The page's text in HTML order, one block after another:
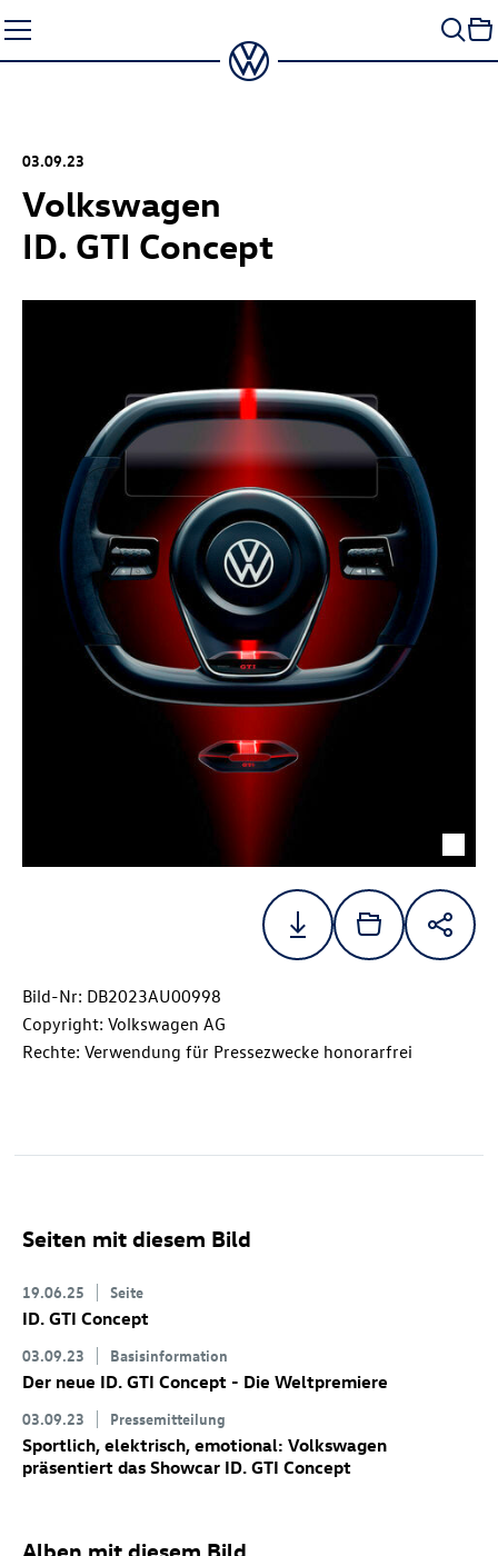
Seiteninhalt
springen
03.09.23
Volkswagen
ID. GTI Concept
Bild-Nr: DB2023AU00998
Copyright: Volkswagen AG
Rechte: Verwendung für Pressezwecke honorarfrei
Seiten mit diesem Bild
19.06.25 Seite
ID. GTI Concept
03.09.23 Basisinformation
Der neue ID. GTI Concept - Die Weltpremiere
03.09.23 Pressemitteilung
Sportlich, elektrisch, emotional: Volkswagen
präsentiert das Showcar ID. GTI Concept
Alben mit diesem Bild